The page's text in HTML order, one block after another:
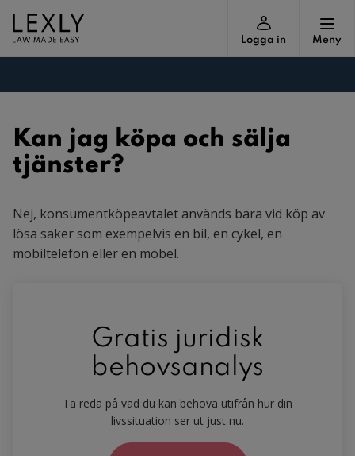
Logga in Meny
Kan jag köpa och sälja
tjänster?
Nej, konsumentköpeavtalet används bara vid köp av
lösa saker som exempelvis en bil, en cykel, en
mobiltelefon eller en möbel.
Gratis juridisk
behovsanalys
Ta reda på vad du kan behöva utifrån hur din
livssituation ser ut just nu.